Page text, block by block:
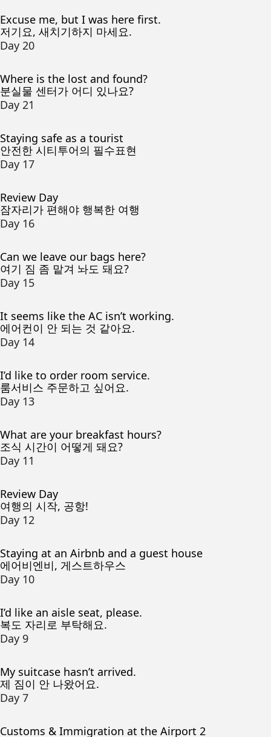
Excuse me, but I was here first.
저기요, 새치기하지 마세요.
Day 20
Where is the lost and found?
분실물 센터가 어디 있나요?
Day 21
Staying safe as a tourist
안전한 시티투어의 필수표현
Day 17
Review Day
잠자리가 편해야 행복한 여행
Day 16
Can we leave our bags here?
여기 짐 좀 맡겨 놔도 돼요?
Day 15
It seems like the AC isn’t working.
에어컨이 안 되는 것 같아요.
Day 14
I’d like to order room service.
룸서비스 주문하고 싶어요.
Day 13
What are your breakfast hours?
조식 시간이 어떻게 돼요?
Day 11
Review Day
여행의 시작, 공항!
Day 12
Staying at an Airbnb and a guest house
에어비엔비, 게스트하우스
Day 10
I’d like an aisle seat, please.
복도 자리로 부탁해요.
Day 9
My suitcase hasn’t arrived.
제 짐이 안 나왔어요.
Day 7
Customs & Immigration at the Airport 2